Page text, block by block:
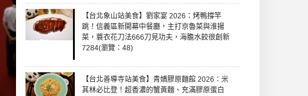
【台北象山站美食】劉家宴 2026：烤鴨撐竿
跳！信義區新開幕中餐廳，主打京魯菜與淮揚
菜，蓑衣花刀法666刀見功夫，海膽水餃很創新
7284(瀏覽：48)
【台北善導寺站美食】青嬌膠原麵館 2026：米
其林必比登！超香濃的蟹黃麵、充滿膠原蛋白